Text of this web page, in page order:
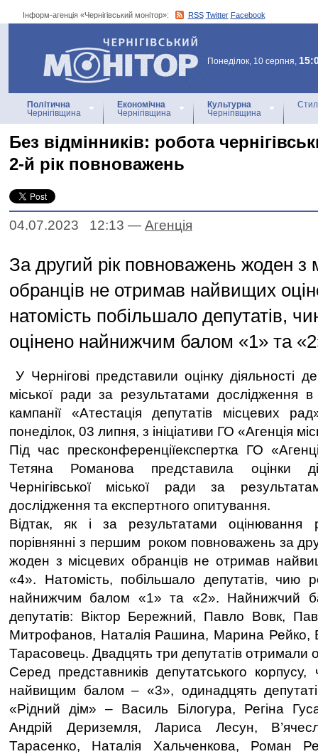
Інформ-агенція «Чернігівський монітор»: RSS Twitter Facebook
Інформ-агенція
«Чернігівський монітор»
Понеділок, 10 серпня,
Політична
Чернігівщина
Економічна
Чернігівщина
Культурна
Чернігівщина
Без відмінників: робота
2-й рік повноважень
04.07.2023 12:13 — Агенцiя
За другий рік повноважень жоден з
обранців не отримав найвищих
натомість побільшало депутатів,
оцінено найнижчим балом «1» та
У Чернігові представили оцінку діяльності
міської ради за результатами дослідження в
кампанії «Атестація депутатів місцевих
понеділок, 03 липня, з ініціативи ГО «Агенція
Під час пресконференціїекспертка ГО
Тетяна Романова представила оцінки
Чернігівської міської ради за
дослідження та експертного опитування.
Відтак, як і за результатами оцінювання
порівнянні з першим роком повноважень за
жоден з місцевих обранців не отримав
«4». Натомість, побільшало депутатів, чию
найнижчим балом «1» та «2». Найнижчий
депутатів: Віктор Бережний, Павло Вовк,
Митрофанов, Наталія Рашина, Марина Рейко,
Тарасовець. Двадцять три депутатів отримали
Серед представників депутатського
найвищим балом – «3», одинадцять
«Рідний дім» – Василь Білогура, Регіна
Андрій Дериземля, Лариса Лесун,
Тарасенко, Наталія Хальченкова, Роман